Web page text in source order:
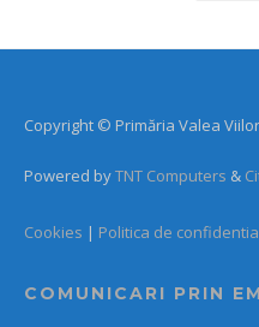
Copyright © Primăria Valea
Powered byTNT Computers &
Cookies | Politica de
COMUNICARI PRIN